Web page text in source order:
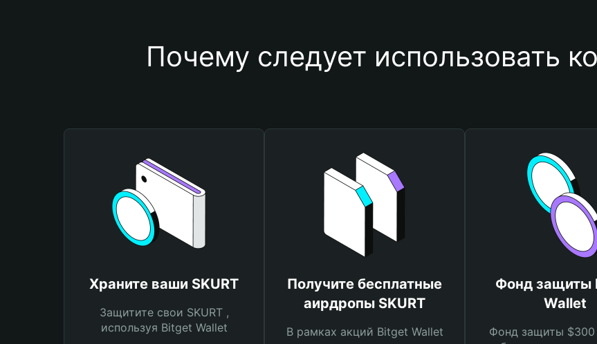
Почему следует использовать
Храните ваши SKURT
Защитите свои SKURT ,
используя Bitget Wallet
Получите бесплатные
аирдропы SKURT
В рамках акций Bitget Wallet
Фонд защиты
Wallet
Фонд защиты $300